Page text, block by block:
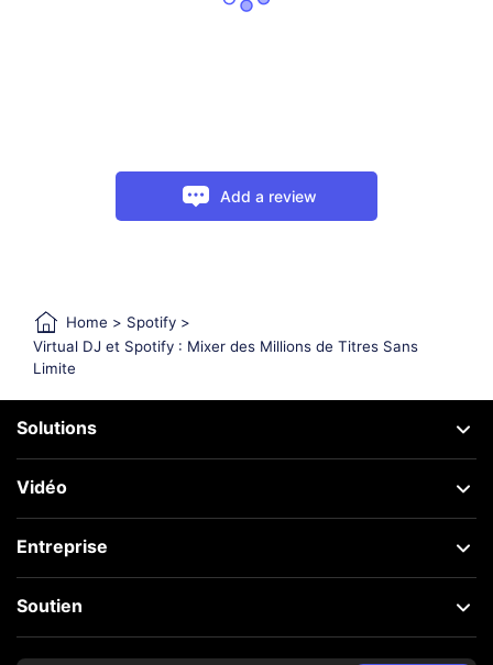
Add a review
Home > Spotify >
Virtual DJ et Spotify : Mixer des Millions de Titres Sans
Limite
Solutions
Vidéo
Entreprise
Soutien